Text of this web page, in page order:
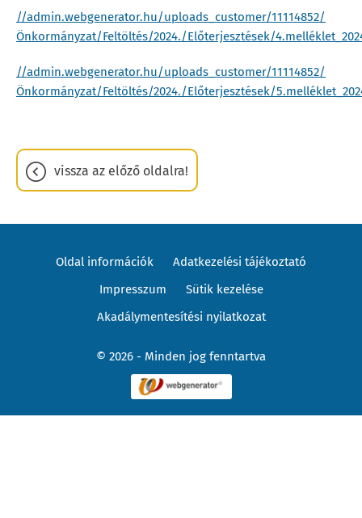
//admin.webgenerator.hu/uploads_customer/11114852/
Önkormányzat/Feltöltés/2024./Előterjesztések/
//admin.webgenerator.hu/uploads_customer/11114852/
Önkormányzat/Feltöltés/2024./Előterjesztések/
vissza az előző oldalra!
© 2026 - Minden jog fenntartva
Oldal információk
Adatkezelési tájékoztató
Impresszum
Sütik kezelése
Akadálymentesítési nyilatkozat